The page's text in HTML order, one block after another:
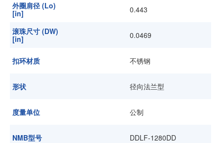
外圈肩径 (Lo)
[in]
0.443
滚珠尺寸 (DW)
[in]
0.0469
扣环材质 不锈钢
形状 径向法兰型
度量单位 公制
NMB型号 DDLF-1280DD